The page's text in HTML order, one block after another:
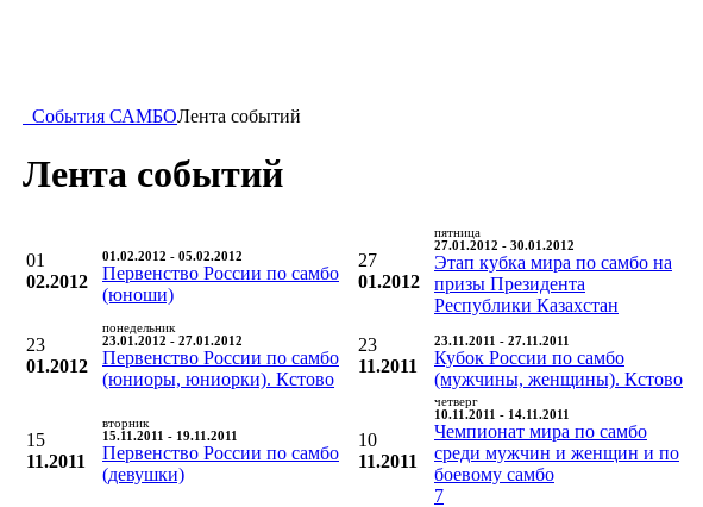
События САМБОЛента событий
Лента событий
01
02.2012
01.02.2012 - 05.02.2012
Первенство России по самбо
(юноши)
27
01.2012
пятница
27.01.2012 - 30.01.2012
Этап кубка мира по самбо на
призы Президента
Республики Казахстан
23
01.2012
понедельник
23.01.2012 - 27.01.2012
Первенство России по самбо
(юниоры, юниорки). Кстово
23
11.2011
23.11.2011 - 27.11.2011
Кубок России по самбо
(мужчины, женщины). Кстово
15
11.2011
вторник
15.11.2011 - 19.11.2011
Первенство России по самбо
(девушки)
10
11.2011
четверг
10.11.2011 - 14.11.2011
Чемпионат мира по самбо
среди мужчин и женщин и по
боевому самбо
7